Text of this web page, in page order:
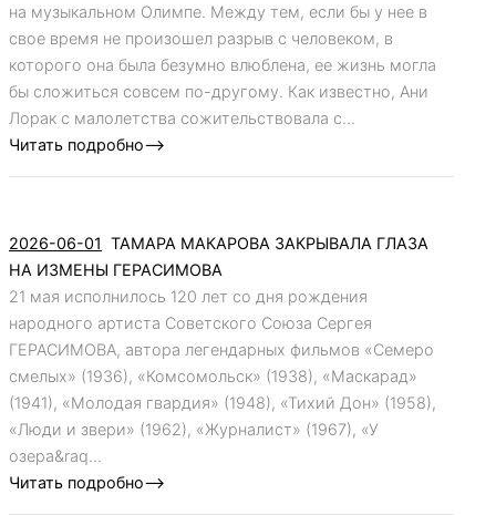
на музыкальном Олимпе. Между тем, если бы у нее в
свое время не произошел разрыв с человеком, в
которого она была безумно влюблена, ее жизнь могла
бы сложиться совсем по-другому. Как известно, Ани
Лорак с малолетства сожительствовала с...
Читать подробно-->
2026-06-01 ТАМАРА МАКАРОВА ЗАКРЫВАЛА ГЛАЗА
НА ИЗМЕНЫ ГЕРАСИМОВА
21 мая исполнилось 120 лет со дня рождения
народного артиста Советского Союза Сергея
ГЕРАСИМОВА, автора легендарных фильмов «Семеро
смелых» (1936), «Комсомольск» (1938), «Маскарад»
(1941), «Молодая гвардия» (1948), «Тихий Дон» (1958),
«Люди и звери» (1962), «Журналист» (1967), «У
озера&raq...
Читать подробно-->